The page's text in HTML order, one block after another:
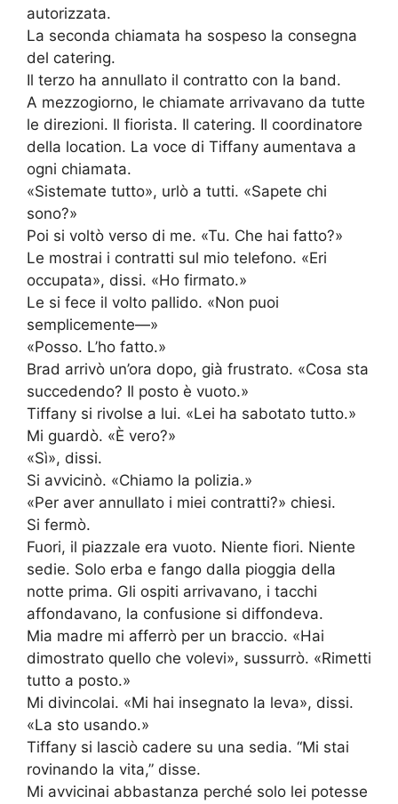
autorizzata.
La seconda chiamata ha sospeso la consegna
del catering.
Il terzo ha annullato il contratto con la band.
A mezzogiorno, le chiamate arrivavano da tutte
le direzioni. Il fiorista. Il catering. Il coordinatore
della location. La voce di Tiffany aumentava a
ogni chiamata.
«Sistemate tutto», urlò a tutti. «Sapete chi
sono?»
Poi si voltò verso di me. «Tu. Che hai fatto?»
Le mostrai i contratti sul mio telefono. «Eri
occupata», dissi. «Ho firmato.»
Le si fece il volto pallido. «Non puoi
semplicemente—»
«Posso. L’ho fatto.»
Brad arrivò un’ora dopo, già frustrato. «Cosa sta
succedendo? Il posto è vuoto.»
Tiffany si rivolse a lui. «Lei ha sabotato tutto.»
Mi guardò. «È vero?»
«Sì», dissi.
Si avvicinò. «Chiamo la polizia.»
«Per aver annullato i miei contratti?» chiesi.
Si fermò.
Fuori, il piazzale era vuoto. Niente fiori. Niente
sedie. Solo erba e fango dalla pioggia della
notte prima. Gli ospiti arrivavano, i tacchi
affondavano, la confusione si diffondeva.
Mia madre mi afferrò per un braccio. «Hai
dimostrato quello che volevi», sussurrò. «Rimetti
tutto a posto.»
Mi divincolai. «Mi hai insegnato la leva», dissi.
«La sto usando.»
Tiffany si lasciò cadere su una sedia. “Mi stai
rovinando la vita,” disse.
Mi avvicinai abbastanza perché solo lei potesse